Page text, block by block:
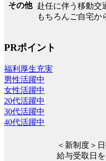
その他 赴任に伴う移動交
もちろんご自宅か
PRポイント
福利厚生充実
男性活躍中
女性活躍中
20代活躍中
30代活躍中
40代活躍中
＜新制度＞
給与受取日